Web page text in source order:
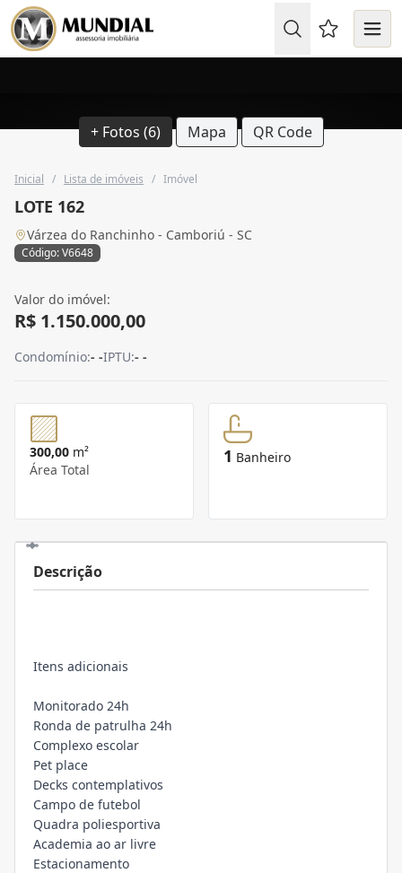
Favoritos
+ Fotos (6) Mapa QR Code
Inicial / Lista de imóveis / Imóvel
LOTE 162
Várzea do Ranchinho - Camboriú - SC
Código: V6648
Valor do imóvel:
R$ 1.150.000,00
Condomínio:- -IPTU:- -
300,00 m²
Área Total
1 Banheiro
Descrição
Itens adicionais
Monitorado 24h
Ronda de patrulha 24h
Complexo escolar
Pet place
Decks contemplativos
Campo de futebol
Quadra poliesportiva
Academia ao ar livre
Estacionamento